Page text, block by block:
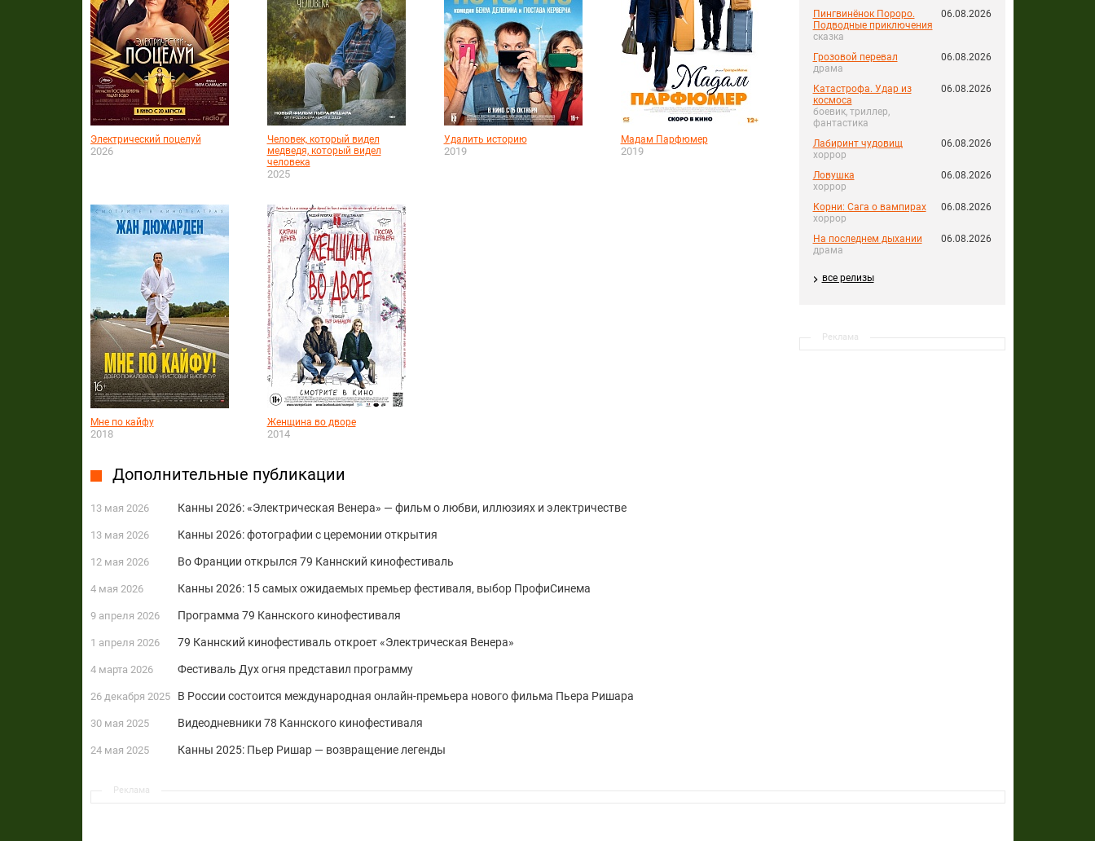
Пингвинёнок Пороро.
Подводные приключения
сказка
06.08.2026
Грозовой перевал
драма
06.08.2026
Катастрофа. Удар из
космоса
боевик, триллер,
фантастика
06.08.2026
Лабиринт чудовищ
хоррор
06.08.2026
Ловушка
хоррор
06.08.2026
Корни: Сага о вампирах
хоррор
06.08.2026
На последнем дыхании
драма
06.08.2026
все релизы
Реклама
Электрический поцелуй
2026
Человек, который видел
медведя, который видел
человека
2025
Удалить историю
2019
Мадам Парфюмер
2019
Мне по кайфу
2018
Женщина во дворе
2014
Дополнительные публикации
13 мая 2026 Канны 2026: «Электрическая Венера» — фильм о любви, иллюзиях и электричестве
13 мая 2026 Канны 2026: фотографии с церемонии открытия
12 мая 2026 Во Франции открылся 79 Каннский кинофестиваль
4 мая 2026 Канны 2026: 15 самых ожидаемых премьер фестиваля, выбор ПрофиСинема
9 апреля 2026 Программа 79 Каннского кинофестиваля
1 апреля 2026 79 Каннский кинофестиваль откроет «Электрическая Венера»
4 марта 2026 Фестиваль Дух огня представил программу
26 декабря 2025 В России состоится международная онлайн-премьера нового фильма Пьера Ришара
30 мая 2025 Видеодневники 78 Каннского кинофестиваля
24 мая 2025 Канны 2025: Пьер Ришар — возвращение легенды
Реклама